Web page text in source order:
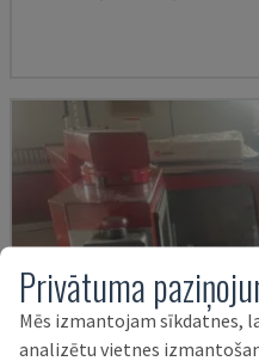
Privātuma
Mēs izmantojam sīkdatnes,
analizētu vietnes